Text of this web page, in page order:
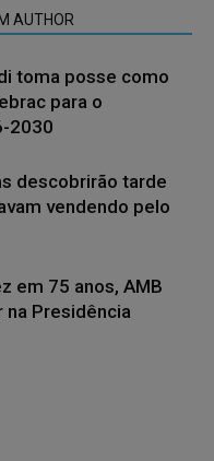
AUTHOR
toma posse como
para o
2030
descobrirão tarde
vendendo pelo
em 75 anos, AMB
na Presidência